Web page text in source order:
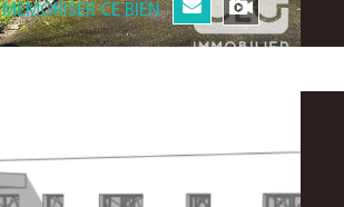
MEMORISER CE BIEN